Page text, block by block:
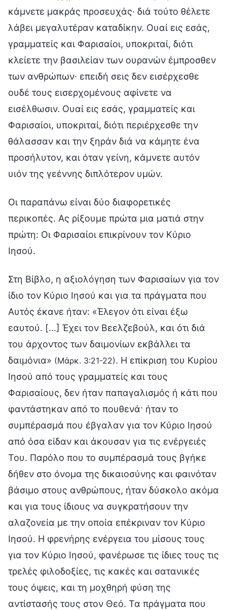
κάμνετε μακράς προσευχάς· διά τούτο θέλετε
λάβει μεγαλυτέραν καταδίκην. Ουαί εις εσάς,
γραμματείς και Φαρισαίοι, υποκριταί, διότι
κλείετε την βασιλείαν των ουρανών έμπροσθεν
των ανθρώπων· επειδή σεις δεν εισέρχεσθε
ουδέ τους εισερχομένους αφίνετε να
εισέλθωσιν. Ουαί εις εσάς, γραμματείς και
Φαρισαίοι, υποκριταί, διότι περιέρχεσθε την
θάλασσαν και την ξηράν διά να κάμητε ένα
προσήλυτον, και όταν γείνη, κάμνετε αυτόν
υιόν της γεέννης διπλότερον υμών.
Οι παραπάνω είναι δύο διαφορετικές
περικοπές. Ας ρίξουμε πρώτα μια ματιά στην
πρώτη: Οι Φαρισαίοι επικρίνουν τον Κύριο
Ιησού.
Στη Βίβλο, η αξιολόγηση των Φαρισαίων για τον
ίδιο τον Κύριο Ιησού και για τα πράγματα που
Αυτός έκανε ήταν: «Έλεγον ότι είναι έξω
εαυτού. […] Έχει τον Βεελζεβούλ, και ότι διά
του άρχοντος των δαιμονίων εκβάλλει τα
δαιμόνια» (Μάρκ. 3:21-22). Η επίκριση του Κυρίου
Ιησού από τους γραμματείς και τους
Φαρισαίους, δεν ήταν παπαγαλισμός ή κάτι που
φαντάστηκαν από το πουθενά· ήταν το
συμπέρασμά που έβγαλαν για τον Κύριο Ιησού
από όσα είδαν και άκουσαν για τις ενέργειές
Του. Παρόλο που το συμπέρασμά τους βγήκε
δήθεν στο όνομα της δικαιοσύνης και φαινόταν
βάσιμο στους ανθρώπους, ήταν δύσκολο ακόμα
και για τους ίδιους να συγκρατήσουν την
αλαζονεία με την οποία επέκριναν τον Κύριο
Ιησού. Η φρενήρης ενέργεια του μίσους τους
για τον Κύριο Ιησού, φανέρωσε τις ίδιες τους τις
τρελές φιλοδοξίες, τις κακές και σατανικές
τους όψεις, και τη μοχθηρή φύση της
αντίστασής τους στον Θεό. Τα πράγματα που